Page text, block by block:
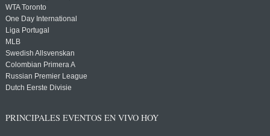
WTA Toronto
One Day International
Liga Portugal
MLB
Swedish Allsvenskan
Colombian Primera A
Russian Premier League
Dutch Eerste Divisie
PRINCIPALES EVENTOS EN VIVO HOY